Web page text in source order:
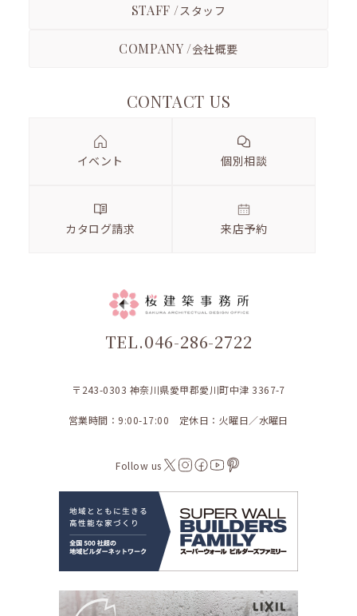
STAFF /スタッフ
COMPANY /会社概要
CONTACT US
イベント 個別相談
カタログ請求 来店予約
TEL.046-286-2722
〒243-0303 神奈川県愛甲郡愛川町中津 3367-7
営業時間：9:00-17:00 定休日：火曜日／水曜日
Follow us